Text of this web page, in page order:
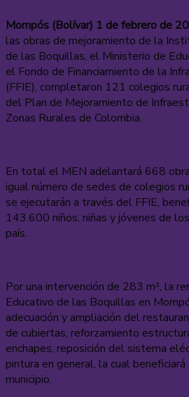
Mompós (Bolívar) 1 de febrero de
las obras de mejoramiento de la
de las Boquillas, el Ministerio de
el Fondo de Financiamiento de la
(FFIE), completaron 121 colegios
del Plan de Mejoramiento de
Zonas Rurales de Colombia.
En total el MEN adelantará 668
igual número de sedes de colegios
se ejecutarán a través del FFIE,
143.600 niños, niñas y jóvenes de
país.
Por una intervención de 283 m², la
Educativo de las Boquillas en
adecuación y ampliación del
de cubiertas, reforzamiento
enchapes, reposición del sistema
pintura en general, la cual
municipio.